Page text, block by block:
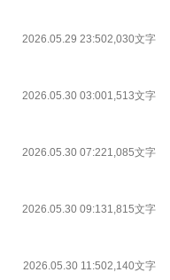
2026.05.29 23:502,030文字
2026.05.30 03:001,513文字
2026.05.30 07:221,085文字
2026.05.30 09:131,815文字
2026.05.30 11:502,140文字